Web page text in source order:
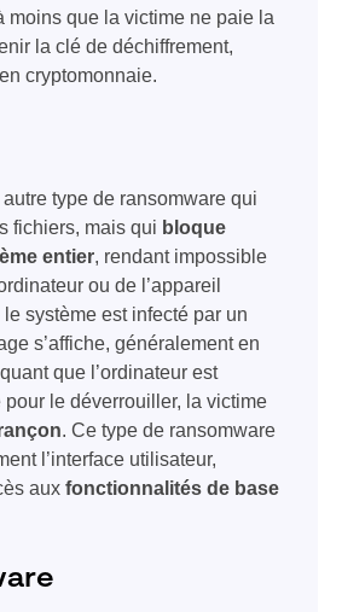
moins que la victime ne paie la
la clé de déchiffrement,
cryptomonnaie.
type de ransomware qui
fichiers, mais qui bloque
entier, rendant impossible
ou de l’appareil
système est infecté par un
s’affiche, généralement en
que l’ordinateur est
le déverrouiller, la victime
. Ce type de ransomware
l’interface utilisateur,
aux fonctionnalités de base